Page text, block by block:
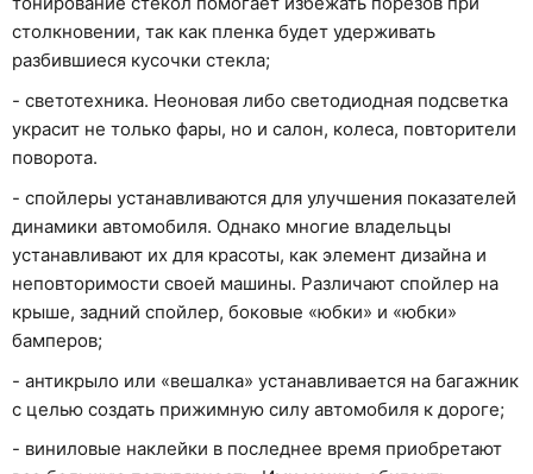
столкновении, так как пленка будет удерживать
разбившиеся кусочки стекла;
- светотехника. Неоновая либо светодиодная подсветка
украсит не только фары, но и салон, колеса, повторители
поворота.
- спойлеры устанавливаются для улучшения показателей
динамики автомобиля. Однако многие владельцы
устанавливают их для красоты, как элемент дизайна и
неповторимости своей машины. Различают спойлер на
крыше, задний спойлер, боковые «юбки» и «юбки»
бамперов;
- антикрыло или «вешалка» устанавливается на багажник
с целью создать прижимную силу автомобиля к дороге;
- виниловые наклейки в последнее время приобретают